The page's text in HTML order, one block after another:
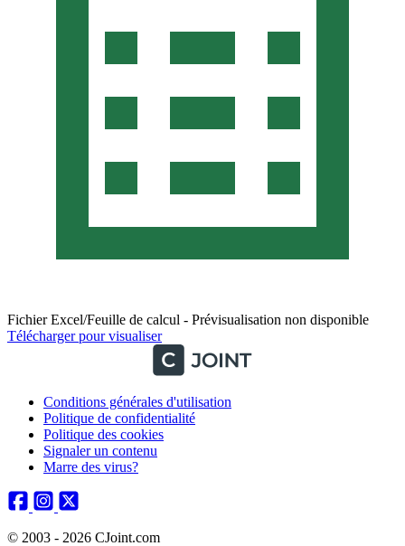
Fichier Excel/Feuille de calcul - Prévisualisation non disponible
Télécharger pour visualiser
Conditions générales d'utilisation
Politique de confidentialité
Politique des cookies
Signaler un contenu
Marre des virus?
© 2003 - 2026 CJoint.com